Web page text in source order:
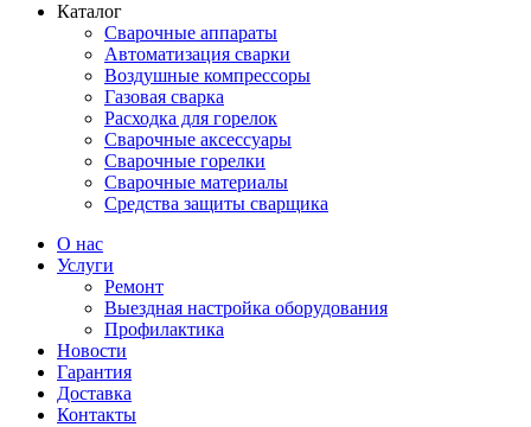
Каталог
Сварочные аппараты
Автоматизация сварки
Воздушные компрессоры
Газовая сварка
Расходка для горелок
Сварочные аксессуары
Сварочные горелки
Сварочные материалы
Средства защиты сварщика
О нас
Услуги
Ремонт
Выездная настройка оборудования
Профилактика
Новости
Гарантия
Доставка
Контакты